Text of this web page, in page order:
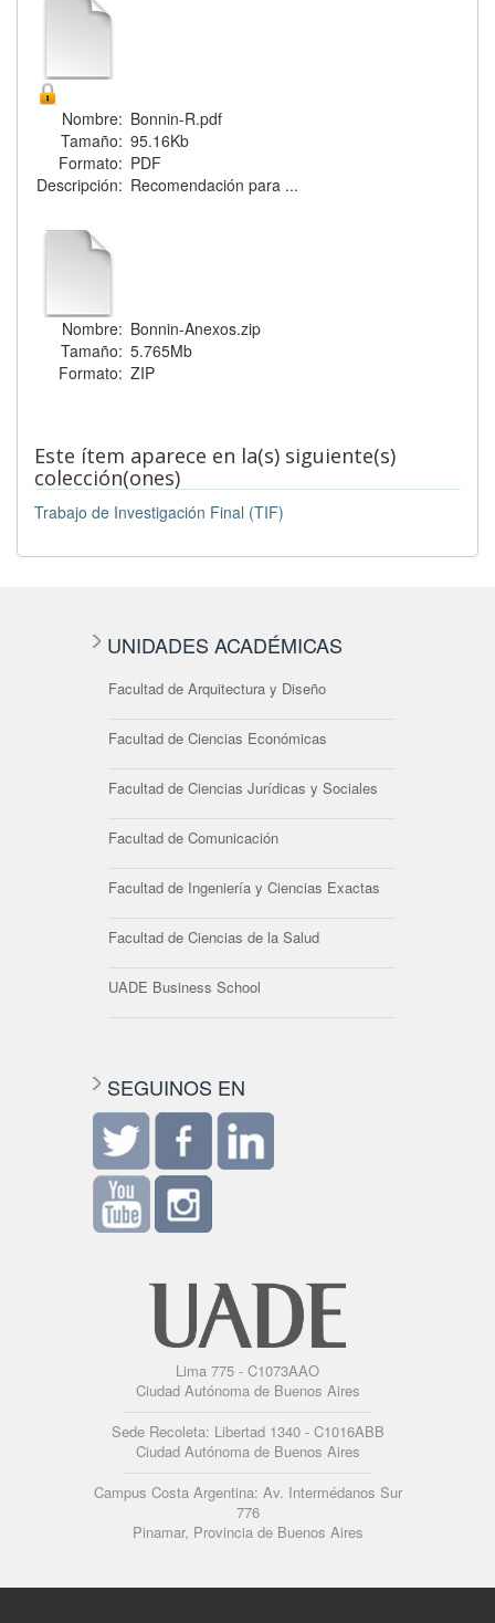
Nombre: Bonnin-R.pdf
Tamaño: 95.16Kb
Formato: PDF
Descripción: Recomendación para ...
Nombre: Bonnin-Anexos.zip
Tamaño: 5.765Mb
Formato: ZIP
Este ítem aparece en la(s) siguiente(s)
colección(ones)
Trabajo de Investigación Final (TIF)
UNIDADES ACADÉMICAS
Facultad de Arquitectura y Diseño
Facultad de Ciencias Económicas
Facultad de Ciencias Jurídicas y Sociales
Facultad de Comunicación
Facultad de Ingeniería y Ciencias Exactas
Facultad de Ciencias de la Salud
UADE Business School
SEGUINOS EN
Lima 775 - C1073AAO
Ciudad Autónoma de Buenos Aires
Sede Recoleta: Libertad 1340 - C1016ABB
Ciudad Autónoma de Buenos Aires
Campus Costa Argentina: Av. Intermédanos Sur
776
Pinamar, Provincia de Buenos Aires